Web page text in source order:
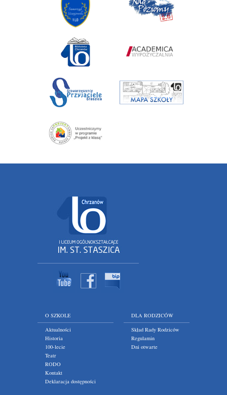
O SZKOLE
Aktualności
Historia
100-lecie
Teatr
RODO
Kontakt
Deklaracja dostępności
DLA RODZICÓW
Skład Rady Rodziców
Regulamin
Dni otwarte